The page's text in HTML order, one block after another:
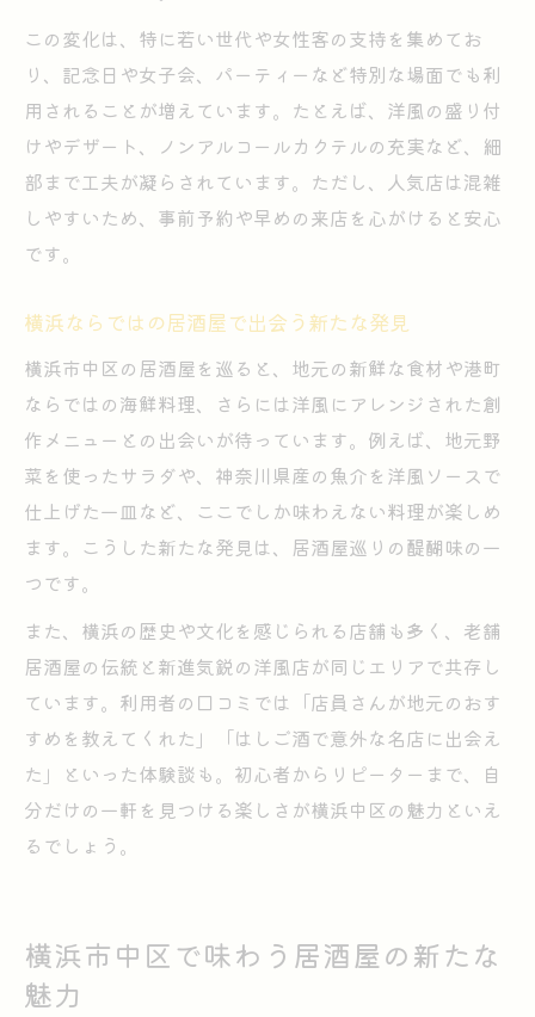
この変化は、特に若い世代や女性客の支持を集めてお
り、記念日や女子会、パーティーなど特別な場面でも利
用されることが増えています。たとえば、洋風の盛り付
けやデザート、ノンアルコールカクテルの充実など、細
部まで工夫が凝らされています。ただし、人気店は混雑
しやすいため、事前予約や早めの来店を心がけると安心
です。
横浜ならではの居酒屋で出会う新たな発見
横浜市中区の居酒屋を巡ると、地元の新鮮な食材や港町
ならではの海鮮料理、さらには洋風にアレンジされた創
作メニューとの出会いが待っています。例えば、地元野
菜を使ったサラダや、神奈川県産の魚介を洋風ソースで
仕上げた一皿など、ここでしか味わえない料理が楽しめ
ます。こうした新たな発見は、居酒屋巡りの醍醐味の一
つです。
また、横浜の歴史や文化を感じられる店舗も多く、老舗
居酒屋の伝統と新進気鋭の洋風店が同じエリアで共存し
ています。利用者の口コミでは「店員さんが地元のおす
すめを教えてくれた」「はしご酒で意外な名店に出会え
た」といった体験談も。初心者からリピーターまで、自
分だけの一軒を見つける楽しさが横浜中区の魅力といえ
るでしょう。
横浜市中区で味わう居酒屋の新たな
魅力